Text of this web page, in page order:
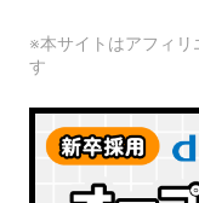
※本サイトはアフィリ
す